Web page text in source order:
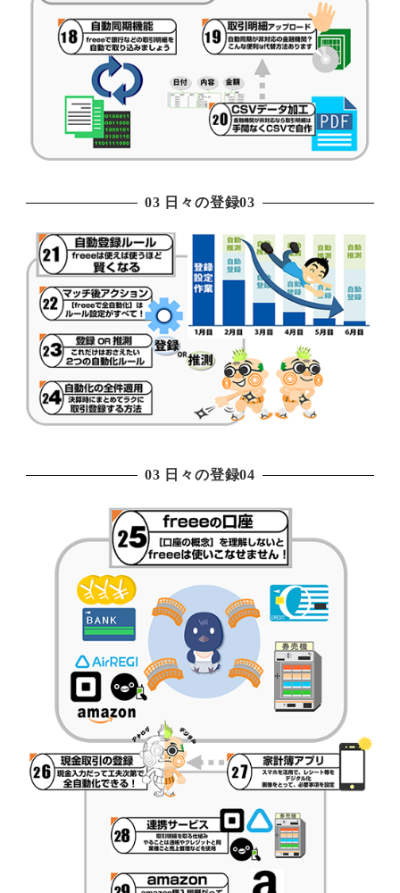
03 日々の登録03
03 日々の登録04